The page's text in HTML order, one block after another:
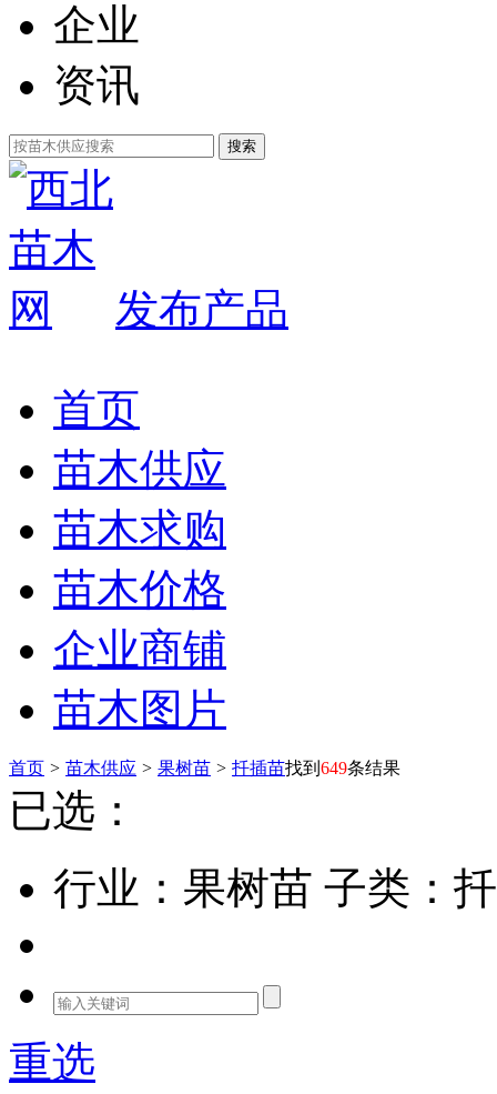
企业
资讯
发布产品
首页
苗木供应
苗木求购
苗木价格
企业商铺
苗木图片
首页 > 苗木供应 > 果树苗 > 扦插苗找到 649条结果
已选：
行业：果树苗 子类：
重选